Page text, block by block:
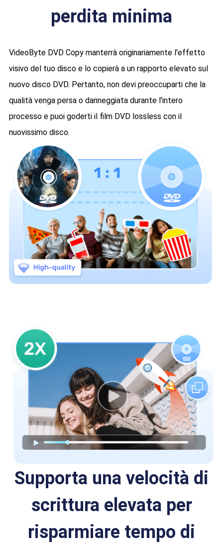
perdita minima
VideoByte DVD Copy manterrà originariamente l'effetto
visivo del tuo disco e lo copierà a un rapporto elevato sul
nuovo disco DVD. Pertanto, non devi preoccuparti che la
qualità venga persa o danneggiata durante l'intero
processo e puoi goderti il film DVD lossless con il
nuovissimo disco.
Supporta una velocità di
scrittura elevata per
risparmiare tempo di